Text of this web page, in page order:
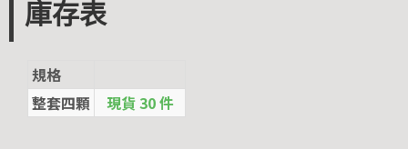
庫存表
規格
整套四顆
現貨 30 件